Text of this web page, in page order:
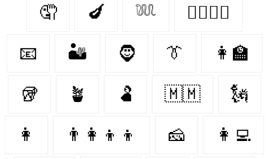
🤦‍ 🍆 𓆚 👩‍❤️‍💋‍👩
📧 🏜️ 🧔‍ 👔 👩‍🏫
🥡 🪴 🫃 🇲🇲 🗽
👩 👨‍👩‍👦‍👦 🧀 👩‍💻